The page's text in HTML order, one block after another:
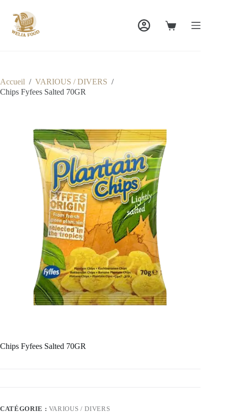
contenu
Panier
Accueil / VARIOUS / DIVERS /
Chips Fyfees Salted 70GR
Chips Fyfees Salted 70GR
CATÉGORIE : VARIOUS / DIVERS